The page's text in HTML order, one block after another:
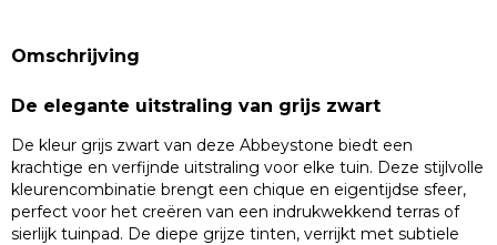
Omschrijving
De elegante uitstraling van grijs zwart
De kleur grijs zwart van deze Abbeystone biedt een
krachtige en verfijnde uitstraling voor elke tuin. Deze stijlvolle
kleurencombinatie brengt een chique en eigentijdse sfeer,
perfect voor het creëren van een indrukwekkend terras of
sierlijk tuinpad. De diepe grijze tinten, verrijkt met subtiele